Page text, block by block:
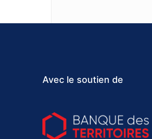
Avec le soutien de